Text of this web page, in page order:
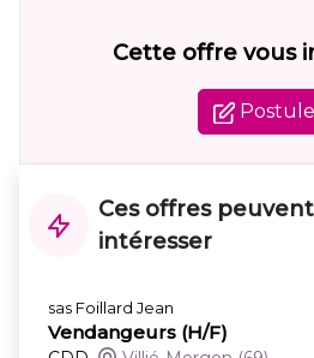
Cette offre vous
Ces offres
intéresser
sas Foillard Jean
Vendangeurs (H/F)